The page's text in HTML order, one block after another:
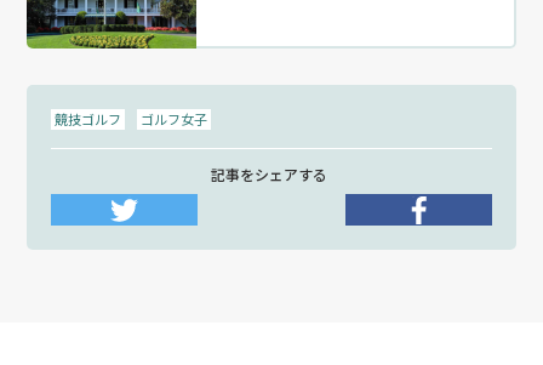
競技ゴルフ ゴルフ女子
記事をシェアする